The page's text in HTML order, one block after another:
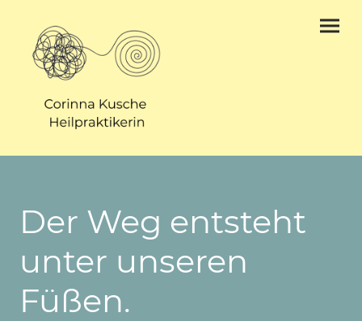
Der Weg entsteht
unter unseren
Füßen.